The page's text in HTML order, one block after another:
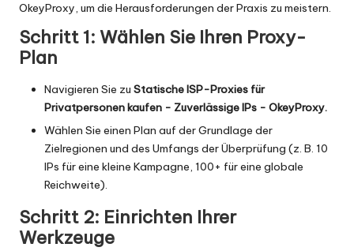
OkeyProxy, um die Herausforderungen der Praxis zu meistern.
Schritt 1: Wählen Sie Ihren Proxy-
Plan
Navigieren Sie zu Statische ISP-Proxies für
Privatpersonen kaufen - Zuverlässige IPs - OkeyProxy.
Wählen Sie einen Plan auf der Grundlage der
Zielregionen und des Umfangs der Überprüfung (z. B. 10
IPs für eine kleine Kampagne, 100+ für eine globale
Reichweite).
Schritt 2: Einrichten Ihrer
Werkzeuge